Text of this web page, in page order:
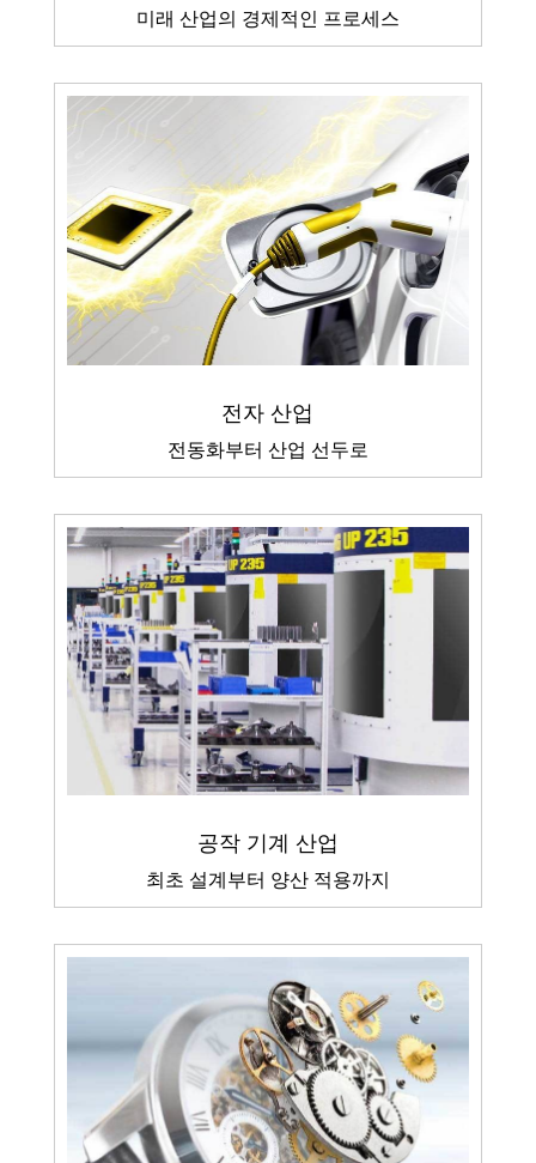
미래 산업의 경제적인 프로세스
전자 산업
전동화부터 산업 선두로
공작 기계 산업
최초 설계부터 양산 적용까지